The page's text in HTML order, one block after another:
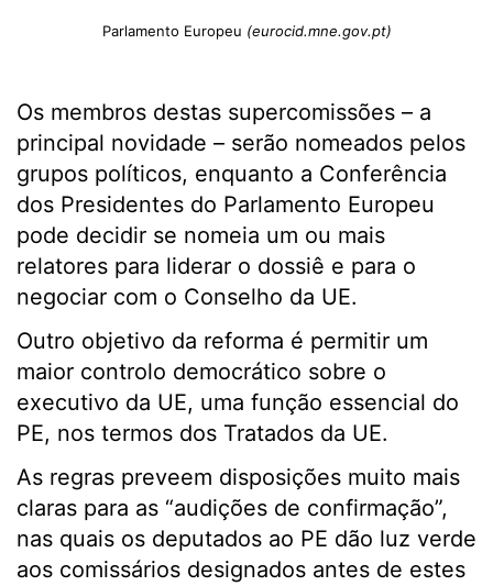
Parlamento Europeu (eurocid.mne.gov.pt)
Os membros destas supercomissões – a
principal novidade – serão nomeados pelos
grupos políticos, enquanto a Conferência
dos Presidentes do Parlamento Europeu
pode decidir se nomeia um ou mais
relatores para liderar o dossiê e para o
negociar com o Conselho da UE.
Outro objetivo da reforma é permitir um
maior controlo democrático sobre o
executivo da UE, uma função essencial do
PE, nos termos dos Tratados da UE.
As regras preveem disposições muito mais
claras para as “audições de confirmação”,
nas quais os deputados ao PE dão luz verde
aos comissários designados antes de estes